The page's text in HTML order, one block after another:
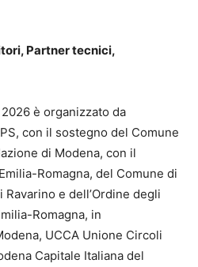
Partner tecnici,
è organizzato da
con il sostegno del Comune
di Modena, con il
Romagna, del Comune di
e dell’Ordine degli
Romagna, in
UCCA Unione Circoli
Capitale Italiana del